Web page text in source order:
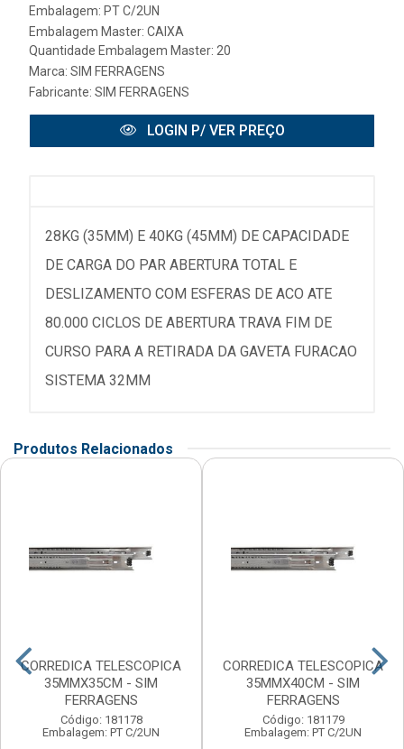
Embalagem: PT C/2UN
Embalagem Master: CAIXA
Quantidade Embalagem Master: 20
Marca: SIM FERRAGENS
Fabricante: SIM FERRAGENS
LOGIN P/ VER PREÇO
28KG (35MM) E 40KG (45MM) DE CAPACIDADE
DE CARGA DO PAR ABERTURA TOTAL E
DESLIZAMENTO COM ESFERAS DE ACO ATE
80.000 CICLOS DE ABERTURA TRAVA FIM DE
CURSO PARA A RETIRADA DA GAVETA FURACAO
SISTEMA 32MM
Produtos Relacionados
CORREDICA TELESCOPICA
35MMX35CM - SIM
FERRAGENS
Código: 181178
Embalagem: PT C/2UN
CORREDICA TELESCOPICA
35MMX40CM - SIM
FERRAGENS
Código: 181179
Embalagem: PT C/2UN